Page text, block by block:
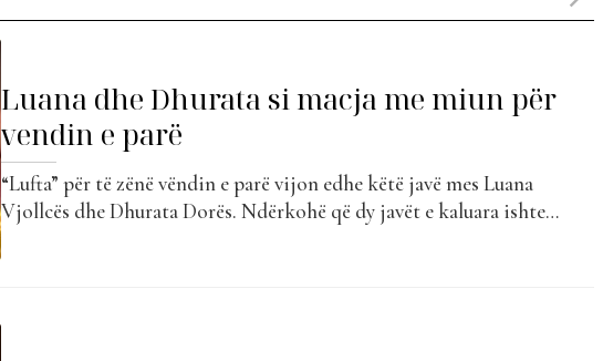
Luana dhe Dhurata si macja me miun për
vendin e parë
“Lufta” për të zënë vëndin e parë vijon edhe këtë javë mes Luana
Vjollcës dhe Dhurata Dorës. Ndërkohë që dy javët e kaluara ishte